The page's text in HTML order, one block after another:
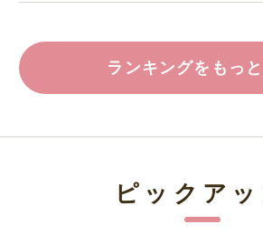
ランキングをもっ
ピックア